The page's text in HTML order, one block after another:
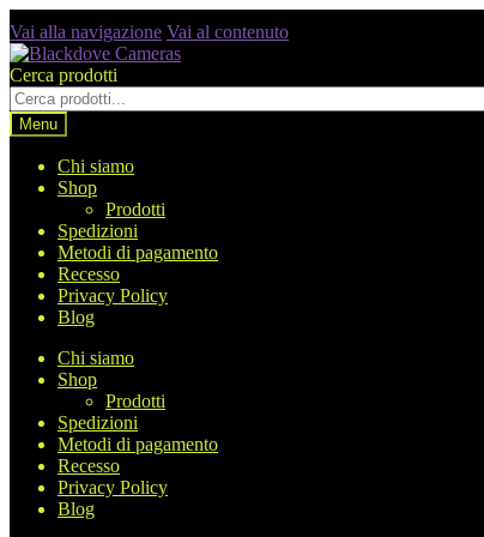
Vai alla navigazione Vai al contenuto
Cerca prodotti
Menu
Chi siamo
Shop
Prodotti
Spedizioni
Metodi di pagamento
Recesso
Privacy Policy
Blog
Chi siamo
Shop
Prodotti
Spedizioni
Metodi di pagamento
Recesso
Privacy Policy
Blog